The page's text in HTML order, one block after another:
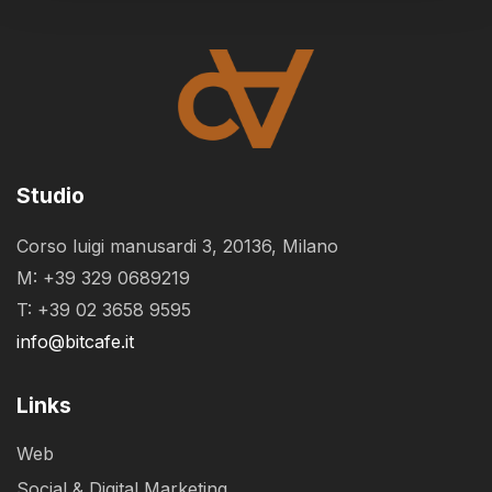
Studio
Corso luigi manusardi 3, 20136, Milano
M: +39 329 0689219
T: +39 02 3658 9595
info@bitcafe.it
Links
Web